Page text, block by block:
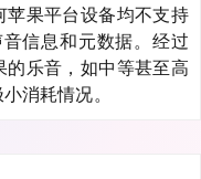
苹果平台设备均不支持
信息和元数据。经过
的乐音，如中等甚至高
消耗情况。